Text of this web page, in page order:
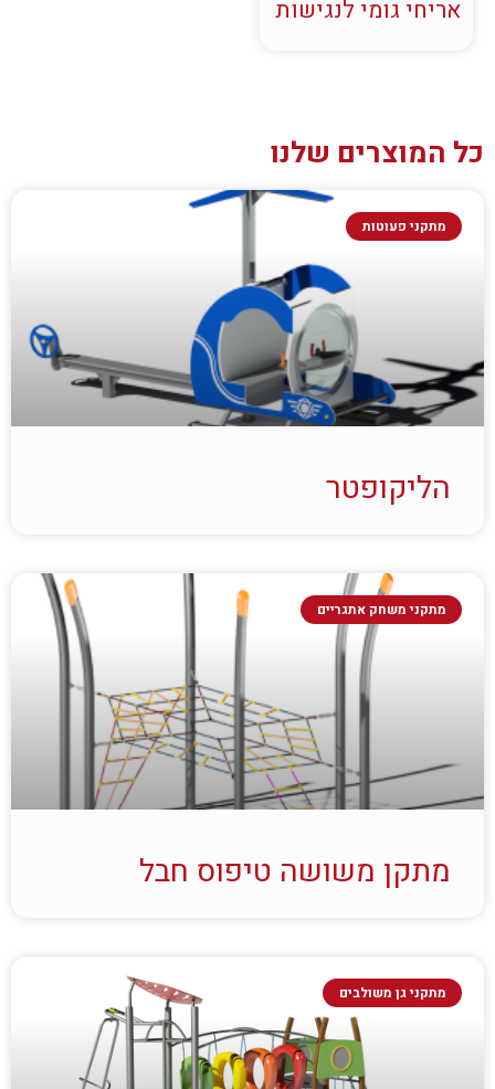
אריחי גומי לנגישות
כל המוצרים שלנו
מתקני פעוטות
הליקופטר
מתקני משחק אתגריים
מתקן משושה טיפוס חבל
מתקני גן משולבים